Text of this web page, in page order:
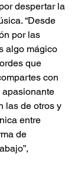
despertar la
“Desde
por las
algo mágico
que
con
apasionante
las de otros y
entre
de